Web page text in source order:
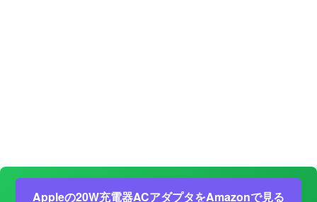
Appleの20W充電器ACアダプタをAmazonで見る